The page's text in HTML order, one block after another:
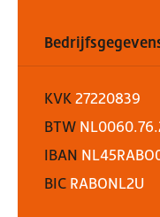
KVK 27220839
BTW
IBAN
BIC RABONL2U